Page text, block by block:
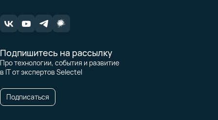
Подпишитесь на рассылку
Про технологии, события и развитие
в IT от экспертов Selectel
Подписаться